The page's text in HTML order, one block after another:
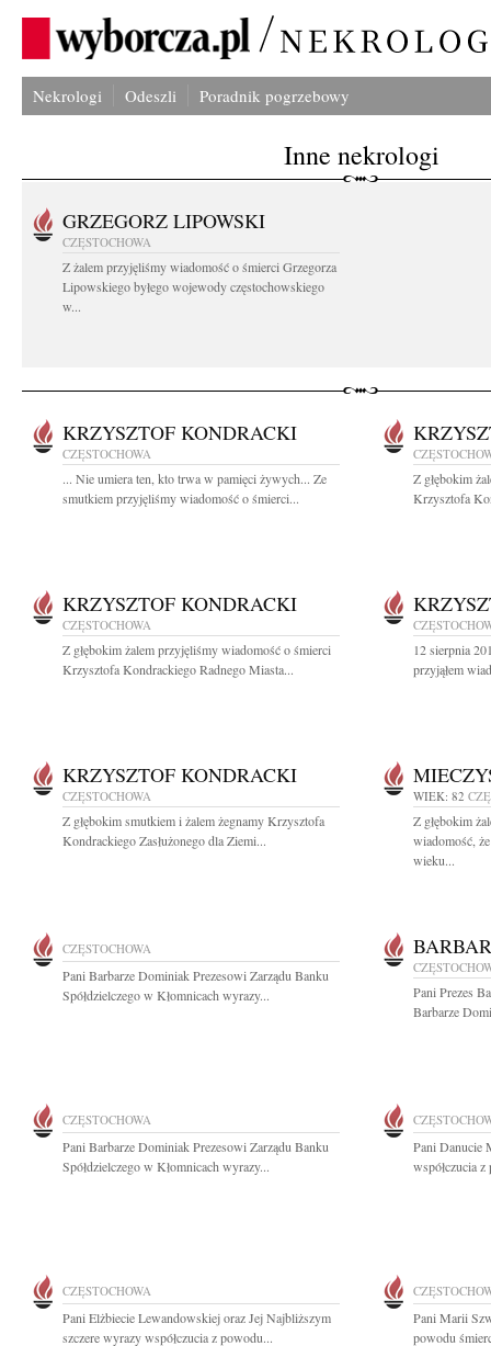
Nekrologi Odeszli Poradnik pogrzebowy
Inne nekrologi
GRZEGORZ LIPOWSKI
CZĘSTOCHOWA
Z żalem przyjęliśmy wiadomość o śmierci Grzegorza
Lipowskiego byłego wojewody częstochowskiego
w...
KRZYSZTOF KONDRACKI
CZĘSTOCHOWA
... Nie umiera ten, kto trwa w pamięci żywych... Ze
smutkiem przyjęliśmy wiadomość o śmierci...
Z głębokim
Krzysztofa
KRZYSZTOF KONDRACKI
CZĘSTOCHOWA
Z głębokim żalem przyjęliśmy wiadomość o śmierci
Krzysztofa Kondrackiego Radnego Miasta...
12 sierpnia
przyjąłem
KRZYSZTOF KONDRACKI
CZĘSTOCHOWA
Z głębokim smutkiem i żalem żegnamy Krzysztofa
Kondrackiego Zasłużonego dla Ziemi...
WIEK: 82
Z głębokim
wiadomość,
wieku...
CZĘSTOCHOWA
Pani Barbarze Dominiak Prezesowi Zarządu Banku
Spółdzielczego w Kłomnicach wyrazy...
Pani Prezes
Barbarze
CZĘSTOCHOWA
Pani Barbarze Dominiak Prezesowi Zarządu Banku
Spółdzielczego w Kłomnicach wyrazy...
Pani Danucie
współczucia
CZĘSTOCHOWA
Pani Elżbiecie Lewandowskiej oraz Jej Najbliższym
szczere wyrazy współczucia z powodu...
Pani Marii
powodu